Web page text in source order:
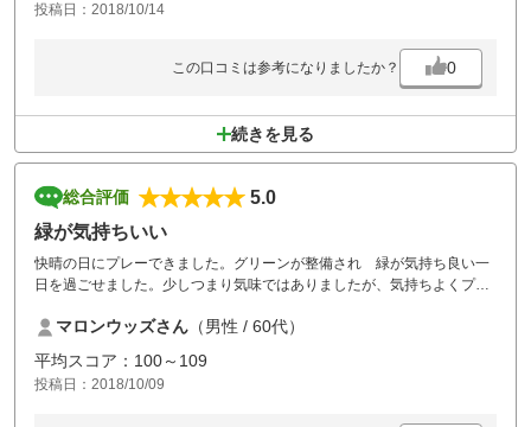
投稿日：2018/10/14
この口コミは参考になりましたか？ 0
続きを見る
総合評価
5.0
緑が気持ちいい
快晴の日にプレーできました。グリーンが整備され 緑が気持ち良い一
日を過ごせました。少しつまり気味ではありましたが、気持ちよくプレ
す。マロンウッズさん （男性 / 60代）
平均スコア：100～109
投稿日：2018/10/09